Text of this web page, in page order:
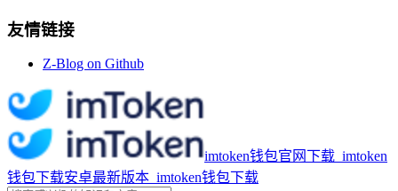
友情链接
Z-Blog on Github
imtoken钱包官网下载_imtoken
钱包下载安卓最新版本_imtoken钱包下载